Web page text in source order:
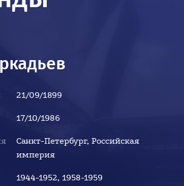
21/09/1899
17/10/1986
Санкт-Петербург, Российская
империя
1944-1952, 1958-1959